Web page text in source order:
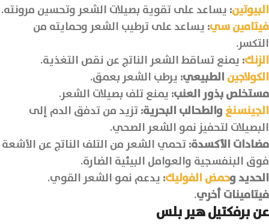
البيوتين: يساعد على تقوية بصيلات الشعر وتحسين مرونته.
فيتامين سي: يساعد على ترطيب الشعر وحمايته من
التكسر.
الزنك: يمنع تساقط الشعر الناتج عن نقص التغذية.
الكولاجين الطبيعي: يرطب الشعر بعمق.
مستخلص بذور العنب: يمنع تلف بصيلات الشعر.
الجينسنغ والطحالب البحرية:تزيد من تدفق الدم إلى
البصيلات لتحفيز نمو الشعر الصحي.
مضادات الأكسدة:تحمي الشعر من التلف الناتج عن الأشعة
فوق البنفسجية والعوامل البيئية الضارة.
الحديد وحمض الفوليك: يدعم نمو الشعر القوي.
فيتامينات أخري.
عن برفكتيل هير بلس